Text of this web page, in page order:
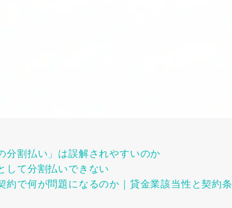
分割払い」は誤解されやすいのか
して分割払いできない
約で何が問題になるのか｜貸金業該当性と契約条